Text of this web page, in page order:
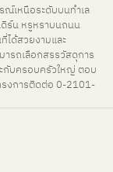
ณ์เหนือระดับบนทำเล
ดิร์น หรูหราบนถนน
ได้สวยงามและ
รถเลือกสรรวัสดุการ
กับครอบครัวใหญ่ ตอบ
รงการติดต่อ 0-2101-